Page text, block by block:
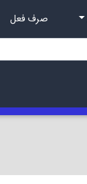
صرف فعل